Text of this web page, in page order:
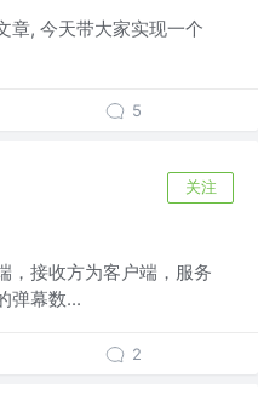
章, 今天带大家实现一个
5
关注
，接收方为客户端，服务
弹幕数...
2